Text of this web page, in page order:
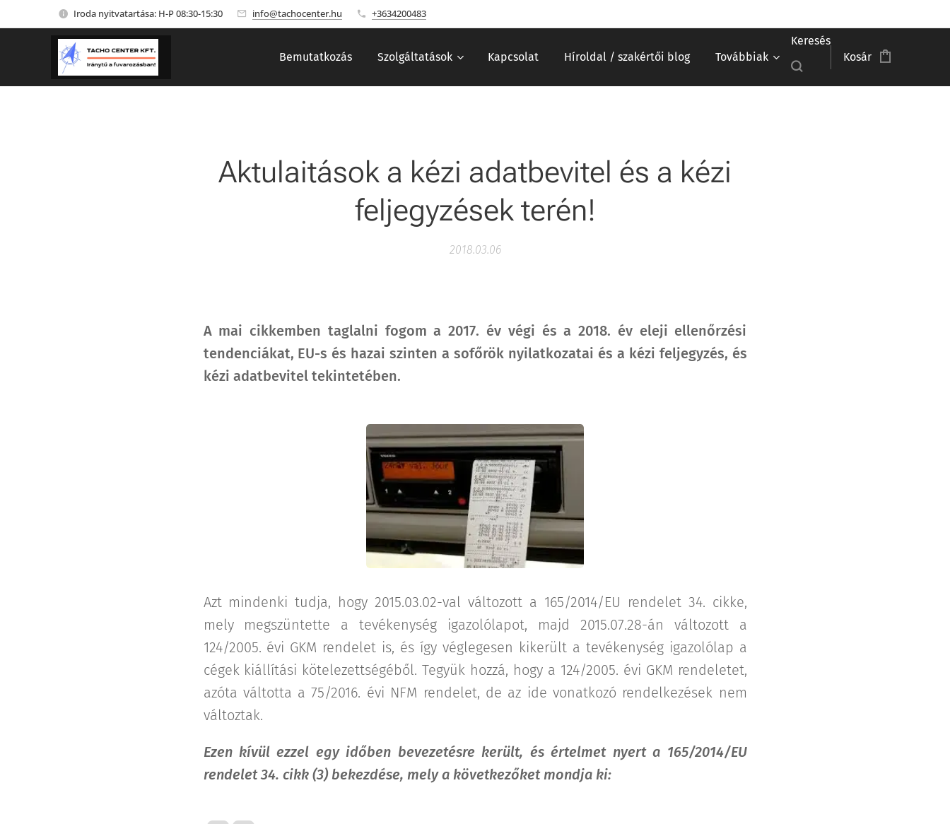
Iroda nyitvatartása: H-P 08:30-15:30 info@tachocenter.hu +3634200483
Bemutatkozás Szolgáltatások Kapcsolat Híroldal / szakértői blog Továbbiak
Keresés
Kosár
Aktulaitások a kézi adatbevitel és a kézi
feljegyzések terén!
2018.03.06
A mai cikkemben taglalni fogom a 2017. év végi és a 2018. év eleji ellenőrzési
tendenciákat, EU-s és hazai szinten a sofőrök nyilatkozatai és a kézi feljegyzés, és
kézi adatbevitel tekintetében.
Azt mindenki tudja, hogy 2015.03.02-val változott a 165/2014/EU rendelet 34. cikke,
mely megszüntette a tevékenység igazolólapot, majd 2015.07.28-án változott a
124/2005. évi GKM rendelet is, és így véglegesen kikerült a tevékenység igazolólap a
cégek kiállítási kötelezettségéből. Tegyük hozzá, hogy a 124/2005. évi GKM rendeletet,
azóta váltotta a 75/2016. évi NFM rendelet, de az ide vonatkozó rendelkezések nem
változtak.
Ezen kívül ezzel egy időben bevezetésre került, és értelmet nyert a 165/2014/EU
rendelet 34. cikk (3) bekezdése, mely a következőket mondja ki: